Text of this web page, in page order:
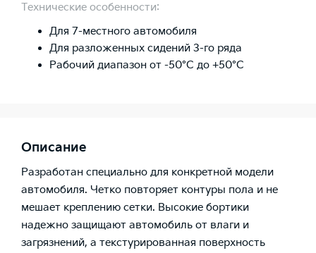
Технические особенности:
Для 7-местного автомобиля
Для разложенных сидений 3-го ряда
Рабочий диапазон от -50°C до +50°C
Описание
Разработан специально для конкретной модели
автомобиля. Четко повторяет контуры пола и не
мешает креплению сетки. Высокие бортики
надежно защищают автомобиль от влаги и
загрязнений, а текстурированная поверхность